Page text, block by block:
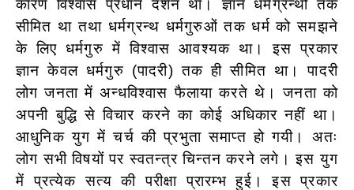
कारण विश्वास प्रधान दर्शन था। ज्ञान धर्मग्रन्थों तक
सीमित था तथा धर्मग्रन्थ धर्मगुरुओं तक धर्म को समझने
के लिए धर्मगुरु में विश्वास आवश्यक था। इस प्रकार
ज्ञान केवल धर्मगुरु (पादरी) तक ही सीमित था। पादरी
लोग जनता में अन्धविश्वास फैलाया करते थे। जनता को
अपनी बुद्धि से विचार करने का कोई अधिकार नहीं था।
आधुनिक युग में चर्च की प्रभुता समाप्त हो गयी। अतः
लोग सभी विषयों पर स्वतन्त्र चिन्तन करने लगे। इस युग
में प्रत्येक सत्य की परीक्षा प्रारम्भ हुई। इस प्रकार